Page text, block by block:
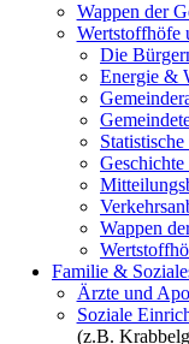
Wappen der
Wertstoffhöfe
Die
Energie &
Wappen
Familie &
Ärzte und
Soziale
(z.B.